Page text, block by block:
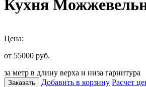
Кухня
Цена:
от 55000 руб.
за метр в длину верха и низа гарнитура
Заказать Добавить в корзину Расчет